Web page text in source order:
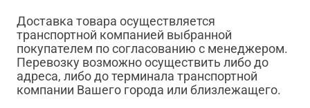
Доставка товара осуществляется
транспортной компанией выбранной
покупателем по согласованию с менеджером.
Перевозку возможно осуществить либо до
адреса, либо до терминала транспортной
компании Вашего города или близлежащего.